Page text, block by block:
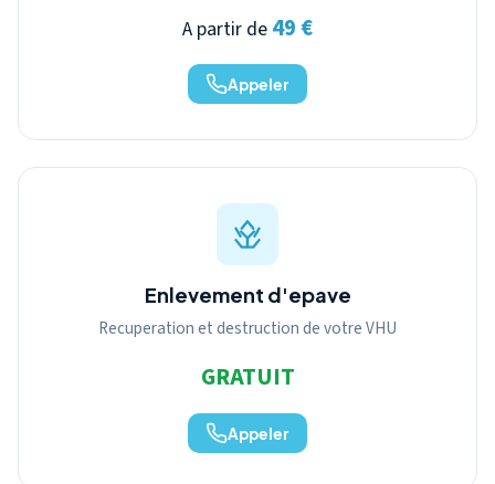
A partir de 49 €
Appeler
Enlevement d'epave
Recuperation et destruction de votre VHU
GRATUIT
Appeler